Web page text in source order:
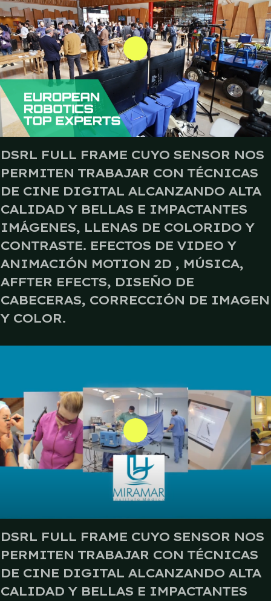
DSRL FULL FRAME CUYO SENSOR NOS
PERMITEN TRABAJAR CON TÉCNICAS
DE CINE DIGITAL ALCANZANDO ALTA
CALIDAD Y BELLAS E IMPACTANTES
IMÁGENES, LLENAS DE COLORIDO Y
CONTRASTE. EFECTOS DE VIDEO Y
ANIMACIÓN MOTION 2D , MÚSICA,
AFFTER EFECTS, DISEÑO DE
CABECERAS, CORRECCIÓN DE IMAGEN
Y COLOR.
DSRL FULL FRAME CUYO SENSOR NOS
PERMITEN TRABAJAR CON TÉCNICAS
DE CINE DIGITAL ALCANZANDO ALTA
CALIDAD Y BELLAS E IMPACTANTES